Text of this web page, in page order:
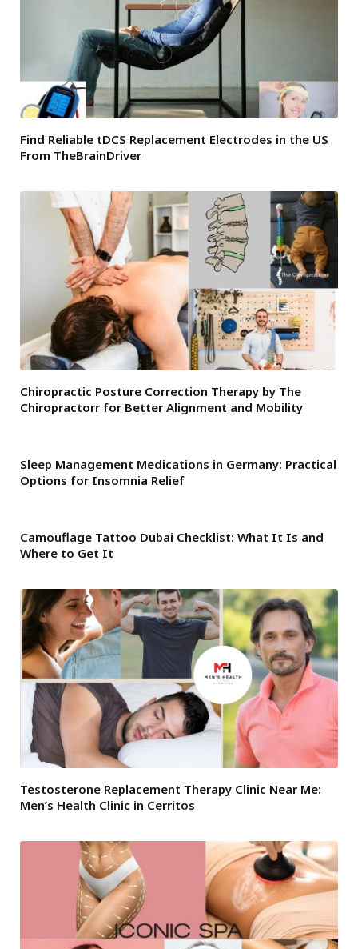
Find Reliable tDCS Replacement Electrodes in the US
From TheBrainDriver
Chiropractic Posture Correction Therapy by The
Chiropractorr for Better Alignment and Mobility
Sleep Management Medications in Germany: Practical
Options for Insomnia Relief
Camouflage Tattoo Dubai Checklist: What It Is and
Where to Get It
Testosterone Replacement Therapy Clinic Near Me:
Men’s Health Clinic in Cerritos